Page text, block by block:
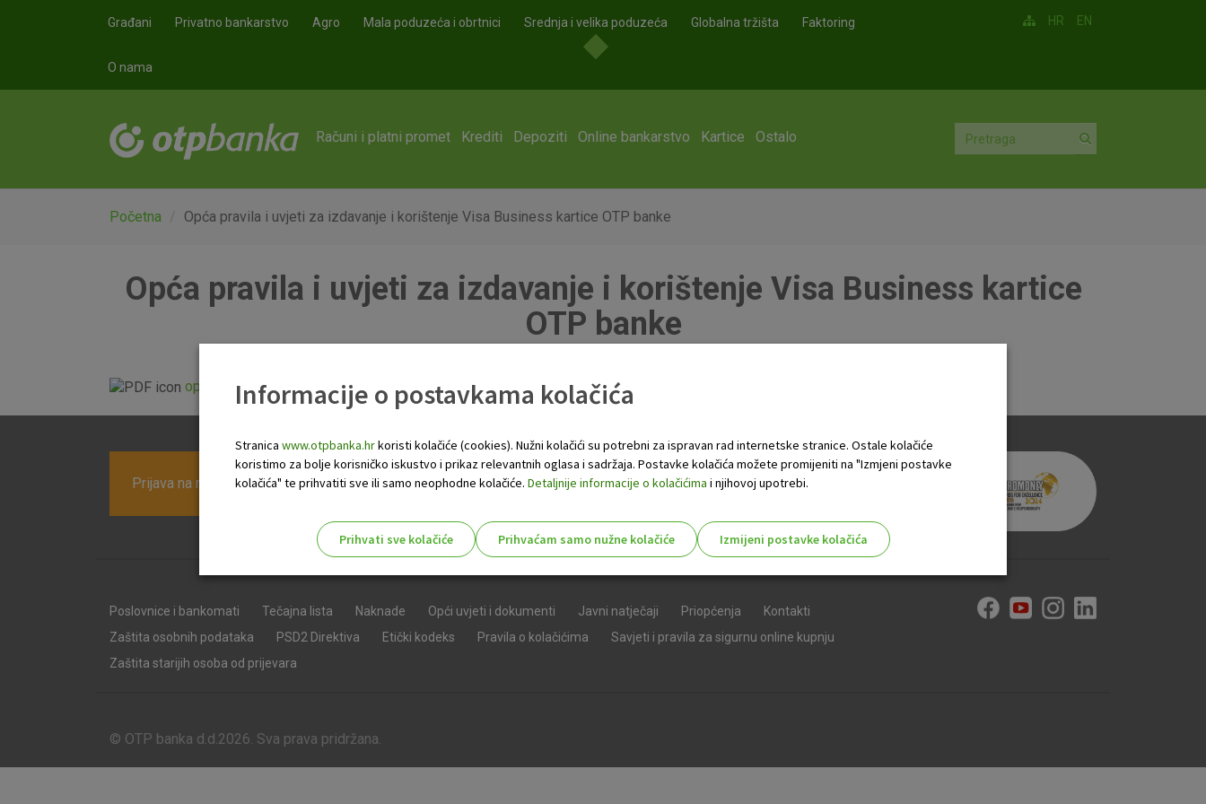
Građani Privatno bankarstvo Agro Mala poduzeća i obrtnici Srednja i velika poduzeća Globalna tržišta Faktoring
O nama
HR EN
Računi i platni promet Krediti Depoziti Online bankarstvo Kartice Ostalo
Početna Opća pravila i uvjeti za izdavanje i korištenje Visa Business kartice OTP banke
Opća pravila i uvjeti za izdavanje i korištenje Visa Business kartice
OTP banke
opći uvjeti VBC.pdf
Prijava na newsletter OTP banke
Poslovnice i bankomati Tečajna lista Naknade Opći uvjeti i dokumenti Javni natječaji Priopćenja
Kontakti
Zaštita osobnih podataka
PSD2 Direktiva Etički kodeks Pravila o kolačićima
Savjeti i pravila za sigurnu online kupnju
Zaštita starijih osoba od prijevara
© OTP banka d.d.2026. Sva prava pridržana.
Informacije o postavkama kolačića
Stranica www.otpbanka.hrkoristi kolačiće (cookies). Nužni kolačići su potrebni za ispravan rad internetske stranice. Ostale kolačiće
koristimo za bolje korisničko iskustvo i prikaz relevantnih oglasa i sadržaja. Postavke kolačića možete promijeniti na "Izmjeni postavke
kolačića" te prihvatiti sve ili samo neophodne kolačiće. Detaljnije informacije o kolačićima i njihovoj upotrebi.
Prihvati sve kolačiće Prihvaćam samo nužne kolačiće
Izmijeni postavke kolačića
njima, ali u tom slučaju neki dijelovi stranice neće raditi. Ti kolačići ne